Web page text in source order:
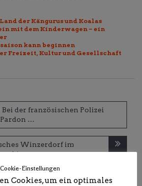
der Kängurus und Koalas
mit dem Kinderwagen – ein
kann beginnen
Freizeit, Kultur und Gesellschaft
Bei der französischen Polizei
…
Winzerdorf im
Cookie-Einstellungen
Cookies, um ein optimales